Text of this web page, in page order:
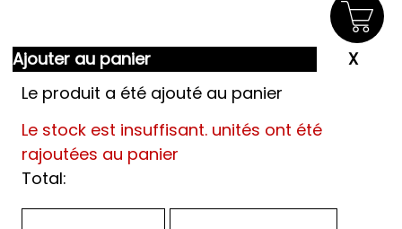
Ajouter au panier
Le produit a été ajouté au panier
Le stock est insuffisant. unités ont été
rajoutées au panier
Total: